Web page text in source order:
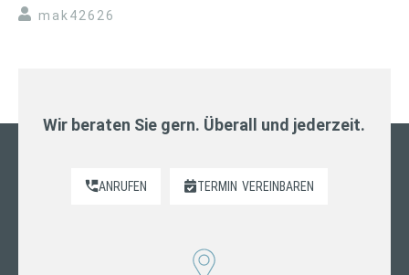
mak42626
Wir beraten Sie gern. Überall und jederzeit.
ANRUFEN TERMIN VEREINBAREN